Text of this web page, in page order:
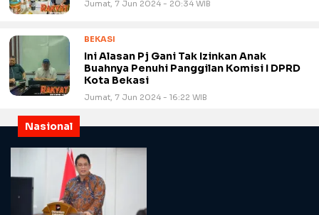
Jumat, 7 Jun 2024 - 20:34 WIB
BEKASI
Ini Alasan Pj Gani Tak Izinkan Anak
Buahnya Penuhi Panggilan Komisi I DPRD
Kota Bekasi
Jumat, 7 Jun 2024 - 16:22 WIB
Nasional